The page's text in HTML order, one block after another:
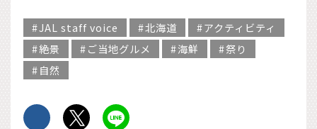
JAL staff voice 北海道
アクティビティ
絶景
ご当地グルメ 海鮮
祭り
自然